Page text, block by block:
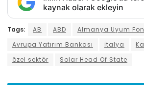
kaynak olarak ekleyin
Tags: AB ABD
Almanya Uyum
Avrupa Yatırım Bankası
İtalya
özel sektör
Solar Head Of State